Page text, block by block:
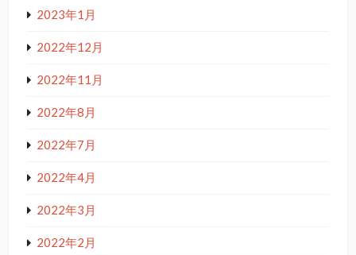
2023年1月
2022年12月
2022年11月
2022年8月
2022年7月
2022年4月
2022年3月
2022年2月